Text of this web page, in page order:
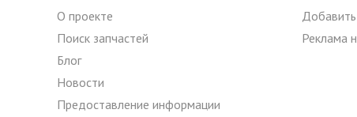
О проекте
Поиск запчастей
Блог
Новости
Предоставление информации
Реклама